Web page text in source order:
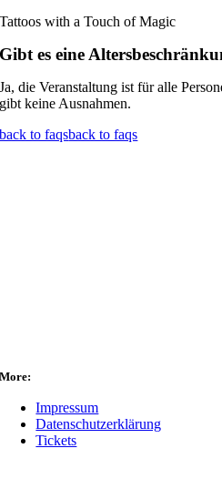
Tattoos with a Touch of Magic
Gibt es eine
Ja, die Veranstaltung ist für alle
gibt keine Ausnahmen.
back to faqsback to faqs
More:
Impressum
Datenschutzerklärung
Tickets